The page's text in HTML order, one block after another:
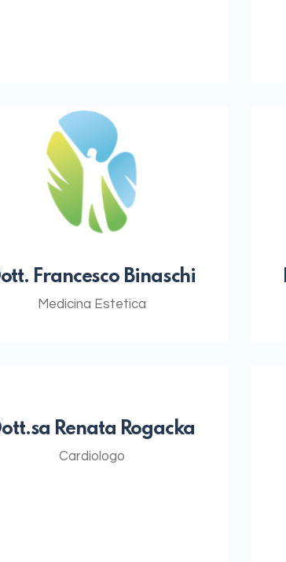
Francesco Binaschi
Medicina Estetica
Renata Rogacka
Cardiologo